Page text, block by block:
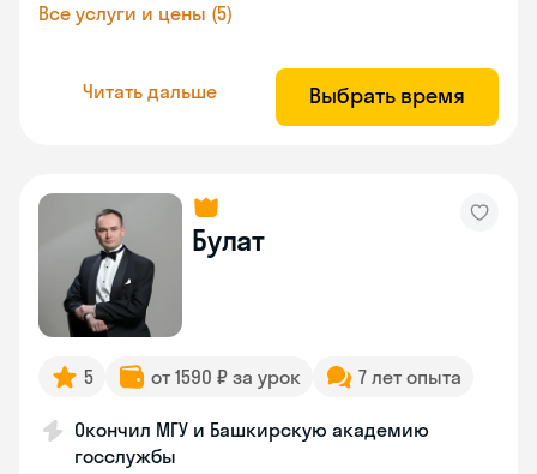
Все услуги и цены (5)
Читать дальше Выбрать время
Булат
5 от 1590 ₽ за урок 7 лет опыта
Окончил МГУ и Башкирскую академию
госслужбы